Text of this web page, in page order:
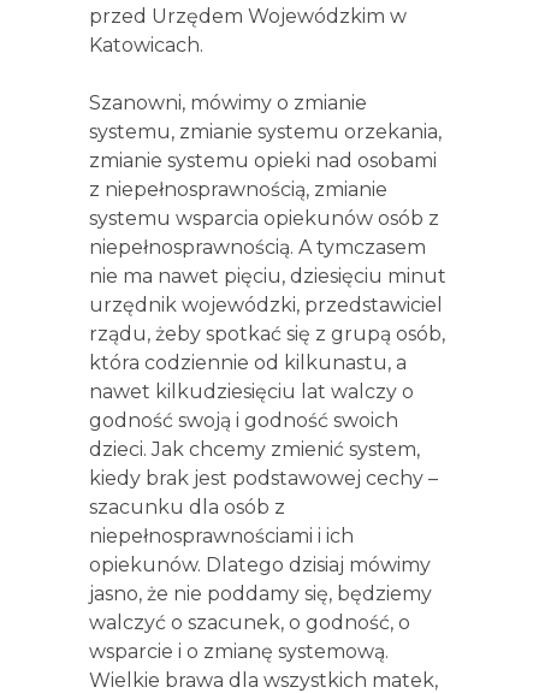
przed Urzędem Wojewódzkim w
Katowicach.
Szanowni, mówimy o zmianie
systemu, zmianie systemu orzekania,
zmianie systemu opieki nad osobami
z niepełnosprawnością, zmianie
systemu wsparcia opiekunów osób z
niepełnosprawnością. A tymczasem
nie ma nawet pięciu, dziesięciu minut
urzędnik wojewódzki, przedstawiciel
rządu, żeby spotkać się z grupą osób,
która codziennie od kilkunastu, a
nawet kilkudziesięciu lat walczy o
godność swoją i godność swoich
dzieci. Jak chcemy zmienić system,
kiedy brak jest podstawowej cechy –
szacunku dla osób z
niepełnosprawnościami i ich
opiekunów. Dlatego dzisiaj mówimy
jasno, że nie poddamy się, będziemy
walczyć o szacunek, o godność, o
wsparcie i o zmianę systemową.
Wielkie brawa dla wszystkich matek,